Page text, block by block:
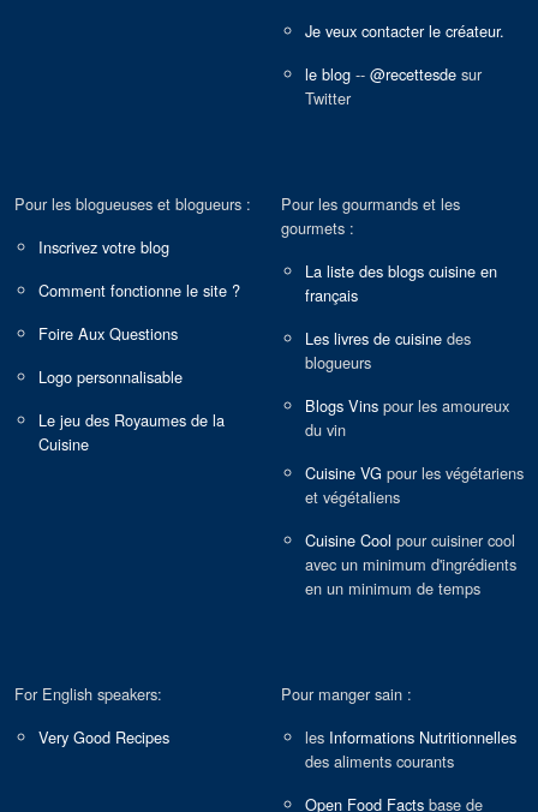
Je veux contacter le créateur.
le blog -- @recettesde sur
Twitter
Pour les blogueuses et blogueurs :
Inscrivez votre blog
Comment fonctionne le site ?
Foire Aux Questions
Logo personnalisable
Le jeu des Royaumes de la
Cuisine
Pour les gourmands et les
gourmets :
La liste des blogs cuisine en
français
Les livres de cuisine des
blogueurs
Blogs Vins pour les amoureux
du vin
Cuisine VG pour les végétariens
et végétaliens
Cuisine Cool pour cuisiner cool
avec un minimum d'ingrédients
en un minimum de temps
For English speakers:
Very Good Recipes
Pour manger sain :
les Informations Nutritionnelles
des aliments courants
Open Food Facts base de